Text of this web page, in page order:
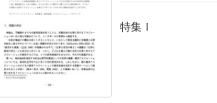
特集Ⅰ